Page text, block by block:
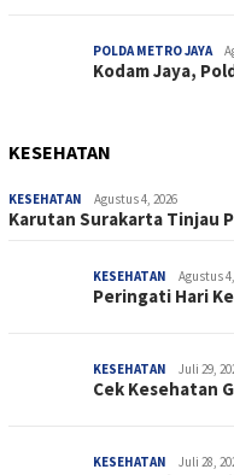
POLDA METRO JAYA
Kodam Jaya,
KESEHATAN
KESEHATAN Agustus 4, 2026
Karutan Surakarta Tinjau
KESEHATAN Agustus
Peringati Hari
KESEHATAN Juli 29,
Cek Kesehatan
KESEHATAN Juli 28,